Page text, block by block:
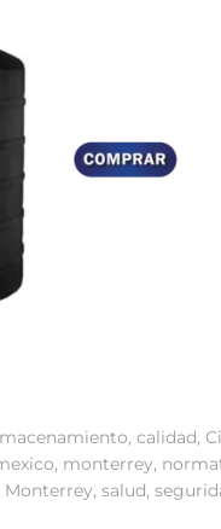
, calidad,
, monterrey,
Monterrey, salud,